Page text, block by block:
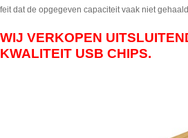
feit dat de opgegeven capaciteit vaak niet
WIJ VERKOPEN
KWALITEIT USB CHIPS.